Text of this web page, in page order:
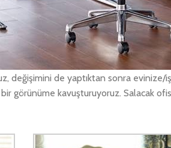
kullandığınız rengi solmuş,
yapılması istediğiniz Salacak ofis
değişimini de yaptıktan sonra
bir görünüme kavuşturuyoruz. Salacak